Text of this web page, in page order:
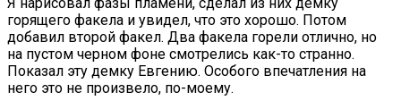
горящего факела и увидел, что это хорошо. Потом
добавил второй факел. Два факела горели отлично, но
на пустом черном фоне смотрелись как-то странно.
Показал эту демку Евгению. Особого впечатления на
него это не произвело, по-моему.